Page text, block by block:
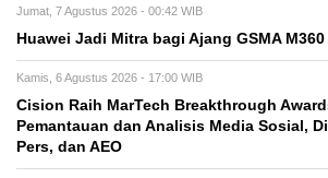
Jumat, 7 Agustus 2026 - 00:42 WIB
Huawei Jadi Mitra bagi Ajang GSMA M360
Kamis, 6 Agustus 2026 - 17:00 WIB
Cision Raih MarTech Breakthrough
Pemantauan dan Analisis Media Sosial,
Pers, dan AEO